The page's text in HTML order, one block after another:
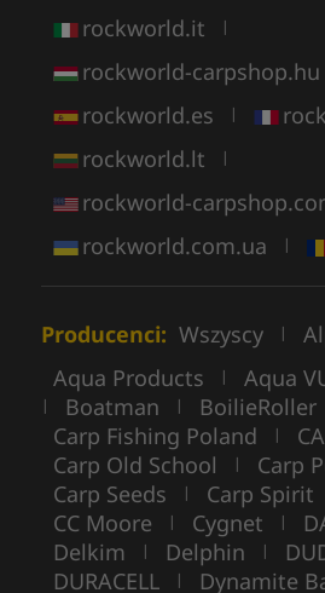
rockworld.it |
rockworld-carpshop.hu
rockworld.es |
rockworld.lt |
rockworld-
rockworld.com.ua |
Producenci: Wszyscy |
Aqua Products | Aqua
| Boatman | BoilieRoller
Carp Fishing Poland |
Carp Old School | Carp
Carp Seeds | Carp Spirit
CC Moore | Cygnet |
Delkim | Delphin |
DURACELL | Dynamite